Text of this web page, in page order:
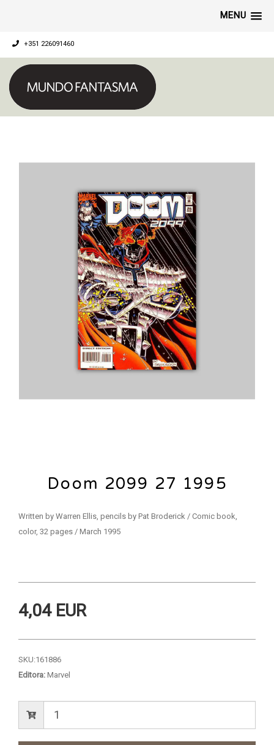
MENU
+351 226091460
Doom 2099 27 1995
Written by Warren Ellis, pencils by Pat Broderick / Comic book,
color, 32 pages / March 1995
4,04 EUR
SKU:161886
Editora: Marvel